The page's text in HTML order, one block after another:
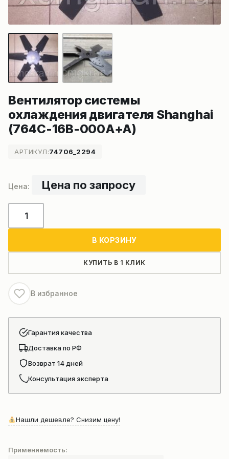
Вентилятор системы
охлаждения двигателя Shanghai
(764C-16B-000A+A)
АРТИКУЛ:74706_2294
Цена по запросу
товара
двигателя
Shanghai
(764C-
В КОРЗИНУ
КУПИТЬ В 1 КЛИК
В избранное
Гарантия качества
Доставка по РФ
Возврат 14 дней
Консультация эксперта
Нашли дешевле? Снизим цену!
Применяемость: